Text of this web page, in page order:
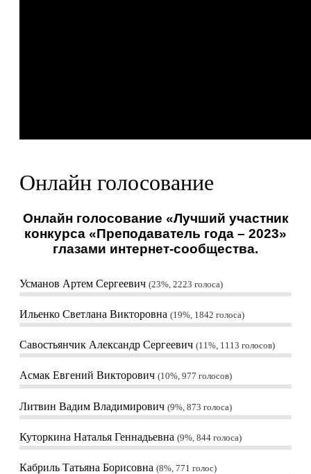
Онлайн голосование
Онлайн голосование «Лучший участник
конкурса «Преподаватель года – 2023»
глазами интернет-сообщества.
Усманов Артем Сергеевич 23%, 2223 голоса
Ильенко Светлана Викторовна 19%, 1842 голоса
Савостьянчик Александр Сергеевич 11%, 1113 голосов
Асмак Евгений Викторович 10%, 977 голосов
Литвин Вадим Владимирович 9%, 873 голоса
Куторкина Наталья Геннадьевна 9%, 844 голоса
Кабриль Татьяна Борисовна 8%, 771 голос